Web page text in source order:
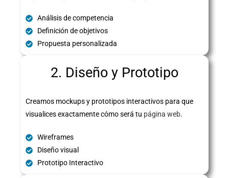
Análisis de competencia
Definición de objetivos
Propuesta personalizada
2. Diseño y Prototipo
Creamos mockups y prototipos interactivos para que
visualices exactamente cómo será tu página web.
Wireframes
Diseño visual
Prototipo Interactivo